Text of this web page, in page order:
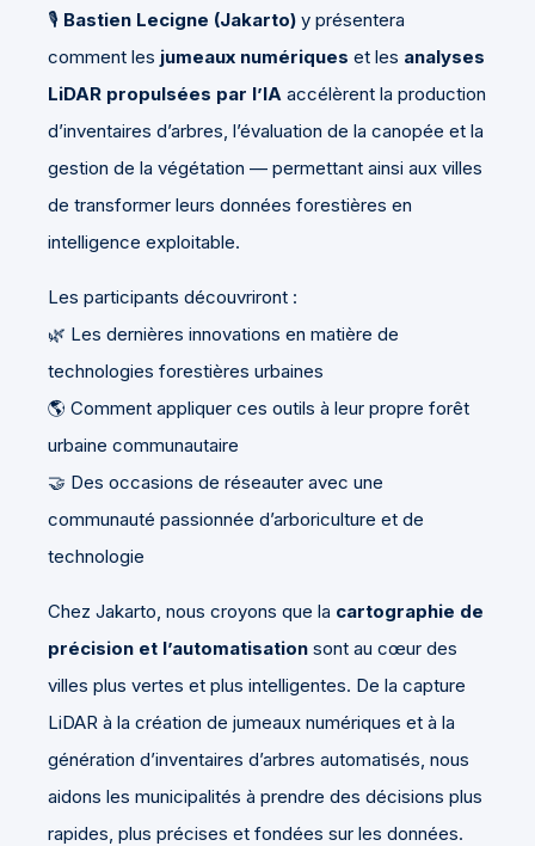
🎙️ Bastien Lecigne (Jakarto) y présentera
comment les jumeaux numériques et les analyses
LiDAR propulsées par l’IA accélèrent la production
d’inventaires d’arbres, l’évaluation de la canopée et la
gestion de la végétation — permettant ainsi aux villes
de transformer leurs données forestières en
intelligence exploitable.
Les participants découvriront :
🌿 Les dernières innovations en matière de
technologies forestières urbaines
🌎 Comment appliquer ces outils à leur propre forêt
urbaine communautaire
🤝 Des occasions de réseauter avec une
communauté passionnée d’arboriculture et de
technologie
Chez Jakarto, nous croyons que la cartographie de
précision et l’automatisation sont au cœur des
villes plus vertes et plus intelligentes. De la capture
LiDAR à la création de jumeaux numériques et à la
génération d’inventaires d’arbres automatisés, nous
aidons les municipalités à prendre des décisions plus
rapides, plus précises et fondées sur les données.